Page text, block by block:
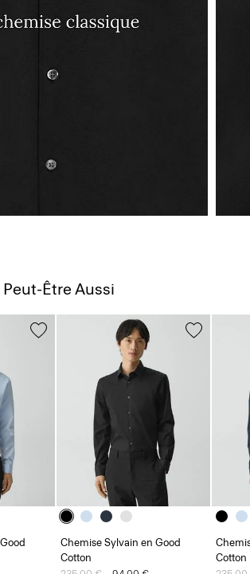
Être Aussi
Chemise Sylvain en Good
Cotton
Cotton